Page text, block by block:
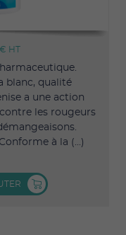
HT
blanc, qualité
a une action
les rougeurs
à la (...)